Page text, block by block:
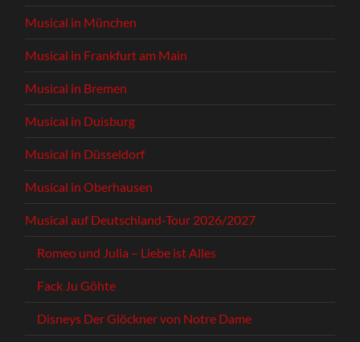
Musical in München
Musical in Frankfurt am Main
Musical in Bremen
Musical in Duisburg
Musical in Düsseldorf
Musical in Oberhausen
Musical auf Deutschland-Tour 2026/2027
Romeo und Julia – Liebe ist Alles
Fack Ju Göhte
Disneys Der Glöckner von Notre Dame